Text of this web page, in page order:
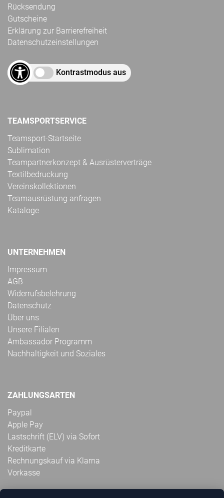
Rücksendung
Gutscheine
Erklärung zur Barrierefreiheit
Datenschutzeinstellungen
Kontrastmodus aus
TEAMSPORTSERVICE
Teamsport-Startseite
Sublimation
Teampartnerkonzept & Ausrüsterverträge
Textilbedruckung
Vereinskollektionen
Teamausrüstung anfragen
Kataloge
UNTERNEHMEN
Impressum
AGB
Widerrufsbelehrung
Datenschutz
Über uns
Unsere Filialen
Ambassador Programm
Nachhaltigkeit und Soziales
ZAHLUNGSARTEN
Paypal
Apple Pay
Lastschrift (ELV) via Sofort
Kreditkarte
Rechnungskauf via Klarna
Vorkasse